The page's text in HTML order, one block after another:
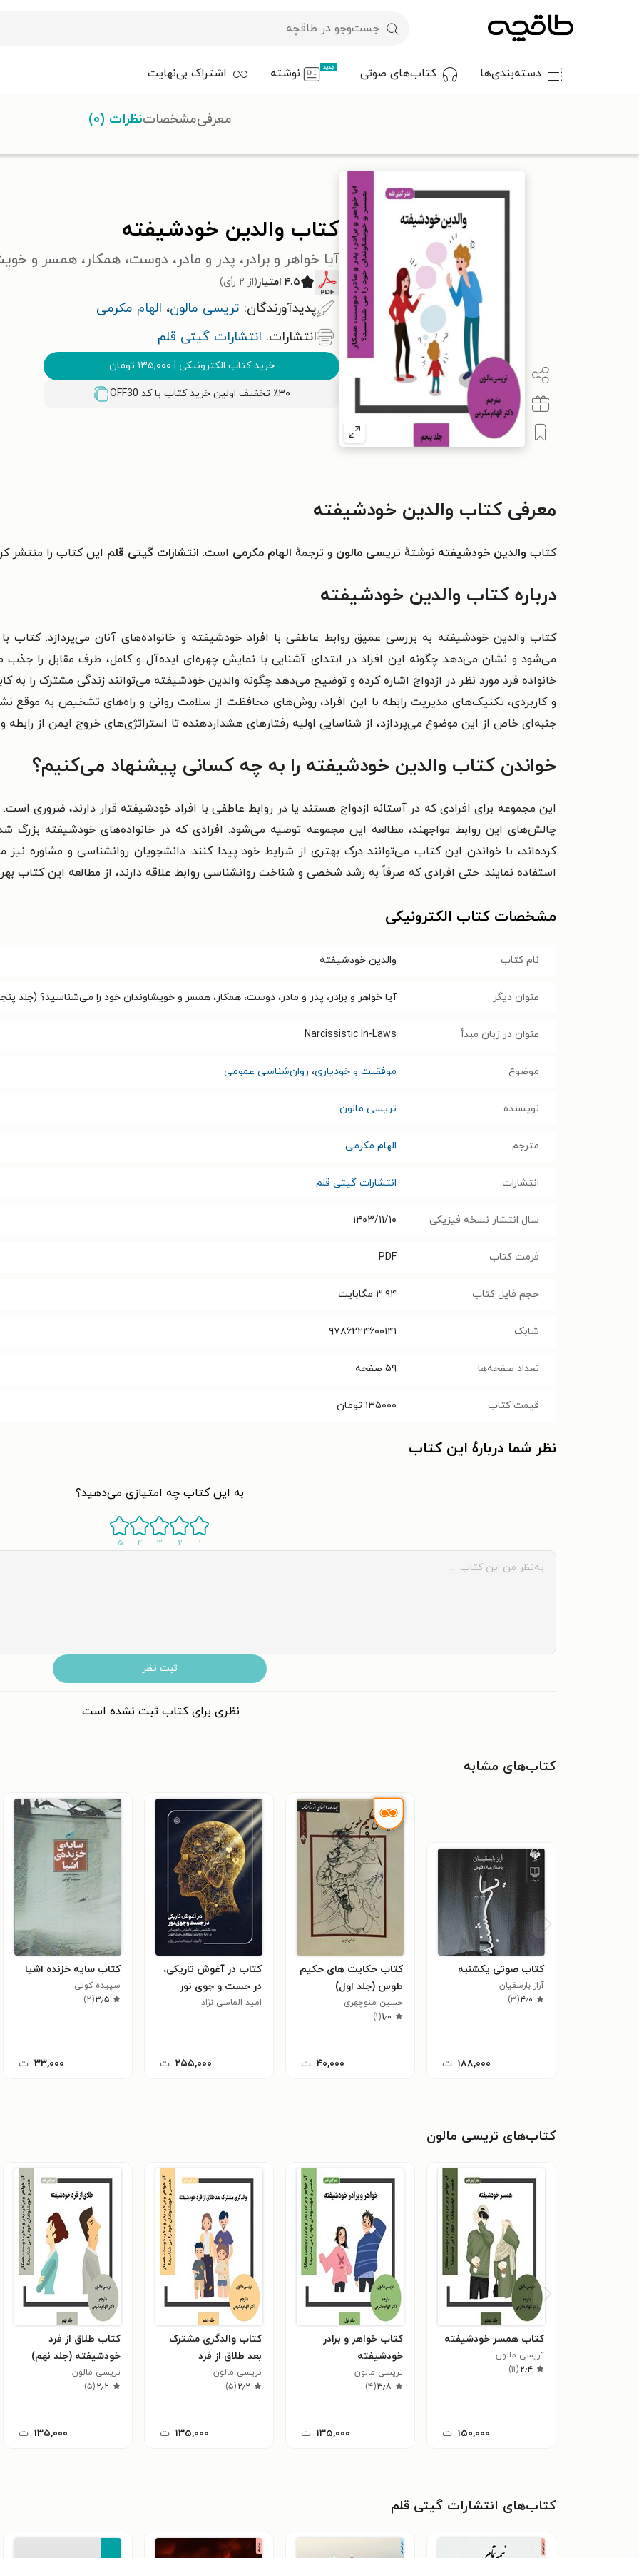
دسته‌بندی‌ها کتاب‌های صوتی جدید نوشته اشتراک بی‌نهایت
کتاب والدین خودشیفته
آیا خواهر و برادر، پدر و مادر، دوست، همکار، همسر و
۴.۵ امتیاز (از ۲ رأی)
پدیدآورندگان: تریسی مالون، الهام مکرمی
انتشارات: انتشارات گیتی قلم
خرید کتاب الکترونیکی | ۱۳۵,۰۰۰ تومان
٪۳۰ تخفیف اولین خرید کتاب با کد OFF30
معرفیمشخصاتنظرات (۰)
معرفی کتاب والدین خودشیفته
کتاب والدین خودشیفته نوشتهٔ تریسی مالون و ترجمهٔ الهام مکرمی است. انتشارات گیتی قلم این کتاب را منتشر
درباره کتاب والدین خودشیفته
کتاب والدین خودشیفته به بررسی عمیق روابط عاطفی با افراد خودشیفته و خانواده‌های آنان می‌پردازد. کتاب با
می‌شود و نشان می‌دهد چگونه این افراد در ابتدای آشنایی با نمایش چهره‌ای ایده‌آل و کامل، طرف مقابل را جذب
خانواده فرد مورد نظر در ازدواج اشاره کرده و توضیح می‌دهد چگونه والدین خودشیفته می‌توانند زندگی مشترک را به
و کاربردی، تکنیک‌های مدیریت رابطه با این افراد، روش‌های محافظت از سلامت روانی و راه‌های تشخیص به موقع
جنبه‌ای خاص از این موضوع می‌پردازد، از شناسایی اولیه رفتارهای هشداردهنده تا استراتژی‌های خروج ایمن از
خواندن کتاب والدین خودشیفته را به چه کسانی پیشنهاد می‌کنیم؟
این مجموعه برای افرادی که در آستانه ازدواج هستند یا در روابط عاطفی با افراد خودشیفته قرار دارند، ضروری است.
چالش‌های این روابط مواجهند، مطالعه این مجموعه توصیه می‌شود. افرادی که در خانواده‌های خودشیفته بزرگ
کرده‌اند، با خواندن این کتاب می‌توانند درک بهتری از شرایط خود پیدا کنند. دانشجویان روانشناسی و مشاوره
استفاده نمایند. حتی افرادی که صرفاً به رشد شخصی و شناخت روانشناسی روابط علاقه دارند، از مطالعه این کتاب
مشخصات کتاب الکترونیکی
نام کتاب والدین خودشیفته
عنوان دیگر آیا خواهر و برادر، پدر و مادر، دوست، همکار، همسر و خویشاوندان خود را می‌شناسید؟ (جلد
عنوان در زبان مبدأ Narcissistic In-Laws
موضوع موفقیت و خودیاری، روان‌شناسی عمومی
نویسنده تریسی مالون
مترجم الهام مکرمی
انتشارات انتشارات گیتی قلم
سال انتشار نسخه فیزیکی ۱۴۰۳/۱۱/۱۰
فرمت کتاب PDF
حجم فایل کتاب ۳.۹۴ مگابایت
شابک ۹۷۸۶۲۲۴۶۰۰۱۴۱
تعداد صفحه‌ها ۵۹ صفحه
قیمت کتاب ۱۳۵۰۰۰ تومان
نظر شما دربارهٔ این کتاب
به این کتاب چه امتیازی می‌دهید؟
۱ ۲ ۳ ۴ ۵
ثبت نظر
نظری برای کتاب ثبت نشده است.
کتاب‌های مشابه
کتاب صوتی یکشنبه
آراز بارسقیان
۴٫۰(۳)
۱۸۸,۰۰۰ ت
کتاب حکایت های حکیم
طوس (جلد اول)
حسین منوچهری
۱٫۰(۱)
۴۰,۰۰۰ ت
کتاب در آغوش تاریکی،
در جست و جوی نور
امید الماسی نژاد
۲۵۵,۰۰۰ ت
کتاب سایه خزنده اشیا
سپیده کوتی
۳٫۵(۲)
۳۳,۰۰۰ ت
کتاب‌های تریسی مالون
کتاب همسر خودشیفته
تریسی مالون
۲٫۴(۱۱)
۱۵۰,۰۰۰ ت
کتاب خواهر و برادر
خودشیفته
تریسی مالون
۳٫۸(۴)
۱۳۵,۰۰۰ ت
کتاب والدگری مشترک
بعد طلاق از فرد
خودشیفته (جلد دهم)
تریسی مالون
۲٫۲(۵)
۱۳۵,۰۰۰ ت
کتاب طلاق از فرد
خودشیفته (جلد نهم)
تریسی مالون
۲٫۲(۵)
۱۳۵,۰۰۰ ت
کتاب‌های انتشارات گیتی قلم